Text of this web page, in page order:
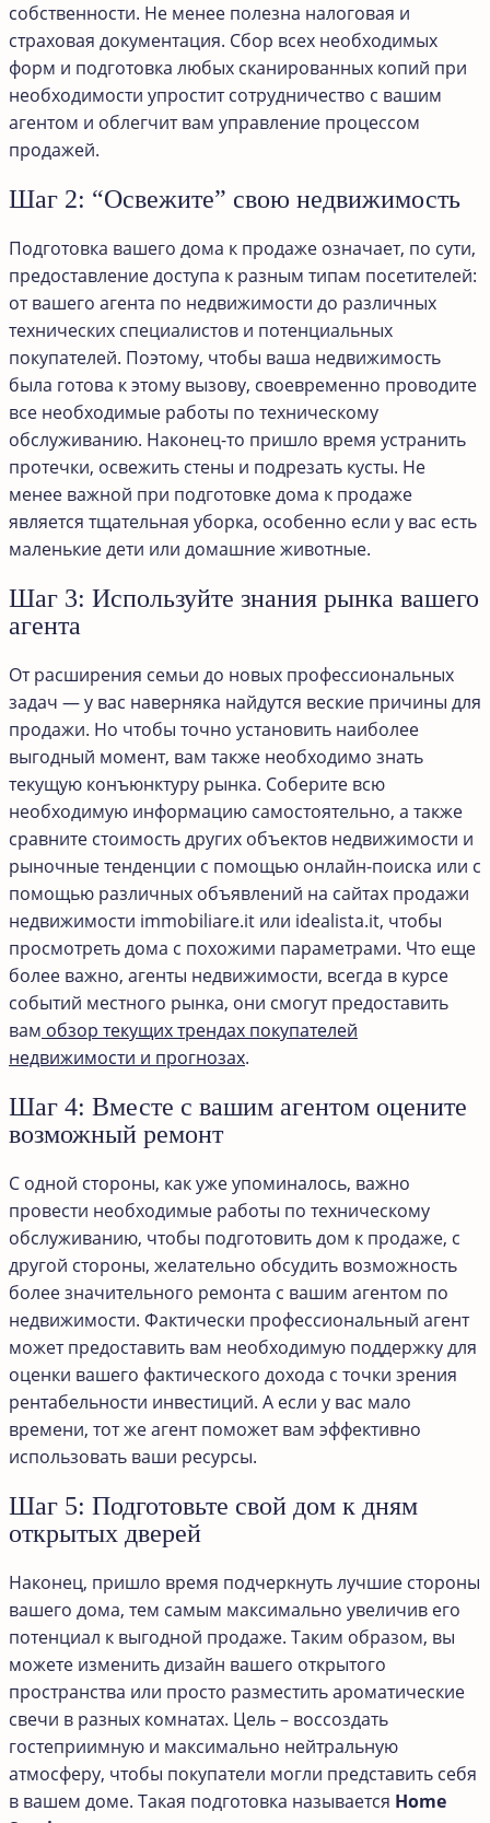
собственности. Не менее полезна налоговая и
страховая документация. Сбор всех необходимых
форм и подготовка любых сканированных копий при
необходимости упростит сотрудничество с вашим
агентом и облегчит вам управление процессом
продажей.
Шаг 2: “Освежите” свою недвижимость
Подготовка вашего дома к продаже означает, по сути,
предоставление доступа к разным типам посетителей:
от вашего агента по недвижимости до различных
технических специалистов и потенциальных
покупателей. Поэтому, чтобы ваша недвижимость
была готова к этому вызову, своевременно проводите
все необходимые работы по техническому
обслуживанию. Наконец-то пришло время устранить
протечки, освежить стены и подрезать кусты. Не
менее важной при подготовке дома к продаже
является тщательная уборка, особенно если у вас есть
маленькие дети или домашние животные.
Шаг 3: Используйте знания рынка вашего
агента
От расширения семьи до новых профессиональных
задач — у вас наверняка найдутся веские причины для
продажи. Но чтобы точно установить наиболее
выгодный момент, вам также необходимо знать
текущую конъюнктуру рынка. Соберите всю
необходимую информацию самостоятельно, а также
сравните стоимость других объектов недвижимости и
рыночные тенденции с помощью онлайн-поиска или с
помощью различных объявлений на сайтах продажи
недвижимости immobiliare.it или idealista.it, чтобы
просмотреть дома с похожими параметрами. Что еще
более важно, агенты недвижимости, всегда в курсе
событий местного рынка, они смогут предоставить
вам обзор текущих трендах покупателей
недвижимости и прогнозах.
Шаг 4: Вместе с вашим агентом оцените
возможный ремонт
С одной стороны, как уже упоминалось, важно
провести необходимые работы по техническому
обслуживанию, чтобы подготовить дом к продаже, с
другой стороны, желательно обсудить возможность
более значительного ремонта с вашим агентом по
недвижимости. Фактически профессиональный агент
может предоставить вам необходимую поддержку для
оценки вашего фактического дохода с точки зрения
рентабельности инвестиций. А если у вас мало
времени, тот же агент поможет вам эффективно
использовать ваши ресурсы.
Шаг 5: Подготовьте свой дом к дням
открытых дверей
Наконец, пришло время подчеркнуть лучшие стороны
вашего дома, тем самым максимально увеличив его
потенциал к выгодной продаже. Таким образом, вы
можете изменить дизайн вашего открытого
пространства или просто разместить ароматические
свечи в разных комнатах. Цель – воссоздать
гостеприимную и максимально нейтральную
атмосферу, чтобы покупатели могли представить себя
в вашем доме. Такая подготовка называется Home